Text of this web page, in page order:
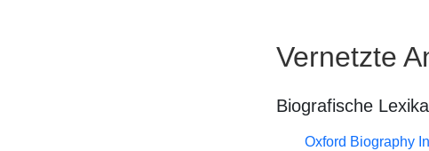
Vernetzte
Biografische
Oxford Biography